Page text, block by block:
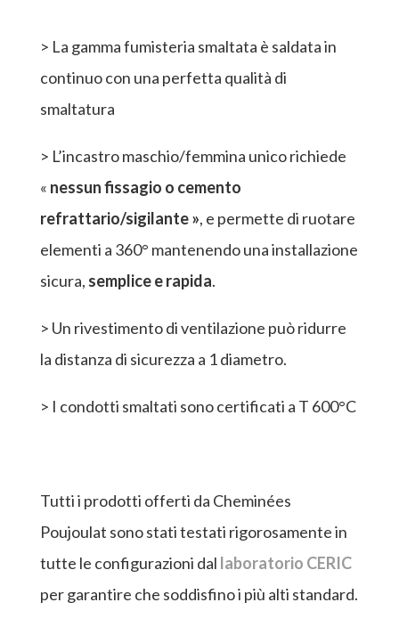
> La gamma fumisteria smaltata è saldata in
continuo con una perfetta qualità di
smaltatura
> L’incastro maschio/femmina unico richiede
« nessun fissagio o cemento
refrattario/sigilante », e permette di ruotare
elementi a 360° mantenendo una installazione
sicura, semplice e rapida.
> Un rivestimento di ventilazione può ridurre
la distanza di sicurezza a 1 diametro.
> I condotti smaltati sono certificati a T 600°C
Tutti i prodotti offerti da Cheminées
Poujoulat sono stati testati rigorosamente in
tutte le configurazioni dal laboratorio CERIC
per garantire che soddisfino i più alti standard.